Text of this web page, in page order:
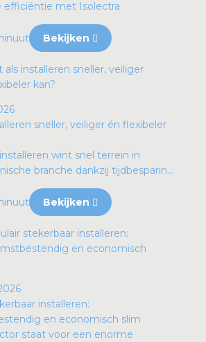
efficiëntie met Isolectra
Bekijken
sneller, veiliger én flexibeler
wint snel terrein in
branche dankzij tijdbesparin...
Bekijken
installeren:
en economisch slim
staat voor een enorme